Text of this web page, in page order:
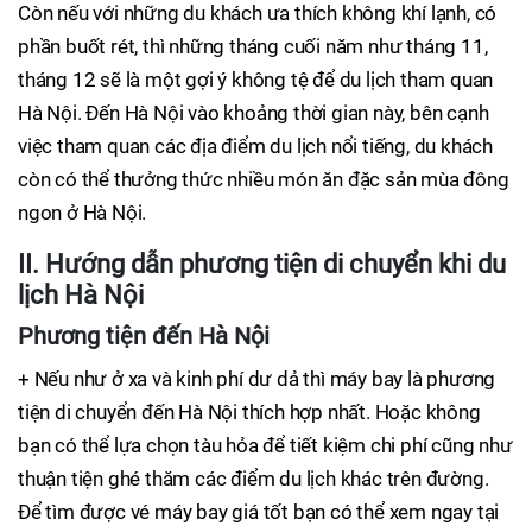
Còn nếu với những du khách ưa thích không khí lạnh, có
phần buốt rét, thì những tháng cuối năm như tháng 11,
tháng 12 sẽ là một gợi ý không tệ để du lịch tham quan
Hà Nội. Đến Hà Nội vào khoảng thời gian này, bên cạnh
việc tham quan các địa điểm du lịch nổi tiếng, du khách
còn có thể thưởng thức nhiều món ăn đặc sản mùa đông
ngon ở Hà Nội.
II. Hướng dẫn phương tiện di chuyển khi du
lịch Hà Nội
Phương tiện đến Hà Nội
+ Nếu như ở xa và kinh phí dư dả thì máy bay là phương
tiện di chuyển đến Hà Nội thích hợp nhất. Hoặc không
bạn có thể lựa chọn tàu hỏa để tiết kiệm chi phí cũng như
thuận tiện ghé thăm các điểm du lịch khác trên đường.
Để tìm được vé máy bay giá tốt bạn có thể xem ngay tại